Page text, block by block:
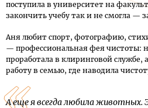
поступила в университет на
закончить учебу так и не смогла —
Аня любит спорт, фотографию,
— профессиональная фея чистоты:
проработала в клиринговой службе,
работу в семью, где наводила
А еще я всегда любила животных.